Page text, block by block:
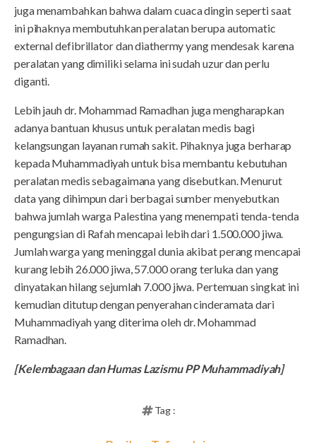
juga menambahkan bahwa dalam cuaca dingin seperti saat
ini pihaknya membutuhkan peralatan berupa automatic
external defibrillator dan diathermy yang mendesak karena
peralatan yang dimiliki selama ini sudah uzur dan perlu
diganti.
Lebih jauh dr. Mohammad Ramadhan juga mengharapkan
adanya bantuan khusus untuk peralatan medis bagi
kelangsungan layanan rumah sakit. Pihaknya juga berharap
kepada Muhammadiyah untuk bisa membantu kebutuhan
peralatan medis sebagaimana yang disebutkan. Menurut
data yang dihimpun dari berbagai sumber menyebutkan
bahwa jumlah warga Palestina yang menempati tenda-tenda
pengungsian di Rafah mencapai lebih dari 1.500.000 jiwa.
Jumlah warga yang meninggal dunia akibat perang mencapai
kurang lebih 26.000 jiwa, 57.000 orang terluka dan yang
dinyatakan hilang sejumlah 7.000 jiwa. Pertemuan singkat ini
kemudian ditutup dengan penyerahan cinderamata dari
Muhammadiyah yang diterima oleh dr. Mohammad
Ramadhan.
[Kelembagaan dan Humas Lazismu PP Muhammadiyah]
Tag :